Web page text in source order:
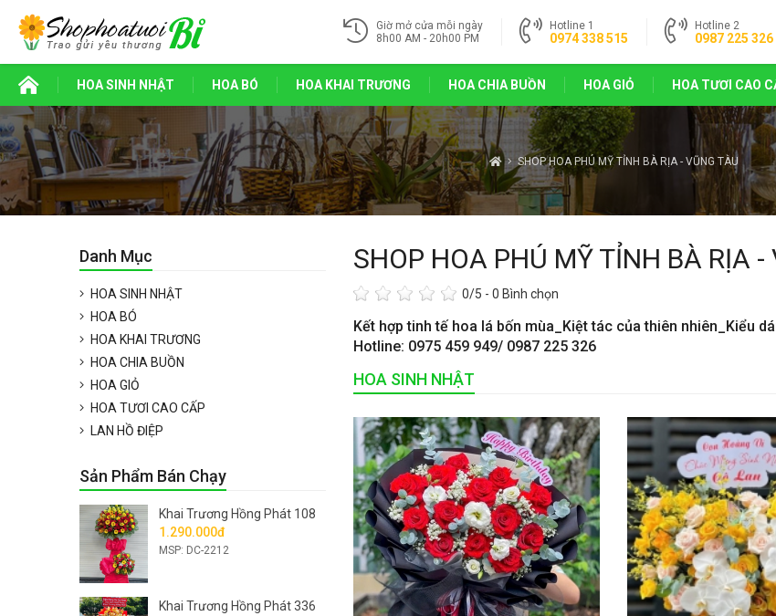
Giờ mở cửa mỗi ngày
8h00 AM - 20h00 PM
Hotline 1
0974 338 515
Hotline 2
0987 225 326
HOA SINH NHẬT HOA BÓ HOA KHAI TRƯƠNG HOA CHIA BUỒN HOA GIỎ HOA TƯƠI CAO
SHOP HOA PHÚ MỸ TỈNH BÀ RỊA - VŨNG TÀU
SHOP HOA PHÚ MỸ TỈNH BÀ RỊA -
0/5 - 0 Bình chọn
Kết hợp tinh tế hoa lá bốn mùa_Kiệt tác của thiên nhiên_Kiểu
Hotline: 0975 459 949/ 0987 225 326
HOA SINH NHẬT
Danh Mục
HOA SINH NHẬT
HOA BÓ
HOA KHAI TRƯƠNG
HOA CHIA BUỒN
HOA GIỎ
HOA TƯƠI CAO CẤP
LAN HỒ ĐIỆP
Sản Phẩm Bán Chạy
Khai Trương Hồng Phát 108
1.290.000đ
MSP: DC-2212
Khai Trương Hồng Phát 336